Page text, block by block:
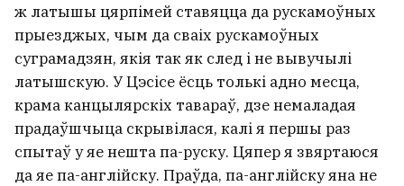
ж латышы цярпімей ставяцца да рускамоўных
прыезджых, чым да сваіх рускамоўных
суграмадзян, якія так як след і не вывучылі
латышскую. У Цэсісе ёсць толькі адно месца,
крама канцылярскіх тавараў, дзе немаладая
прадаўшчыца скрывілася, калі я першы раз
спытаў у яе нешта па-руску. Цяпер я звяртаюся
да яе па-англійску. Праўда, па-англійску яна не